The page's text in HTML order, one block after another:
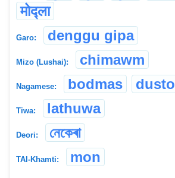
मोद्ला
Garo: denggu gipa
Mizo (Lushai): chimawm
Nagamese: bodmas dusto
Tiwa: lathuwa
Deori: নেকেৰা
TAI-Khamti: mon